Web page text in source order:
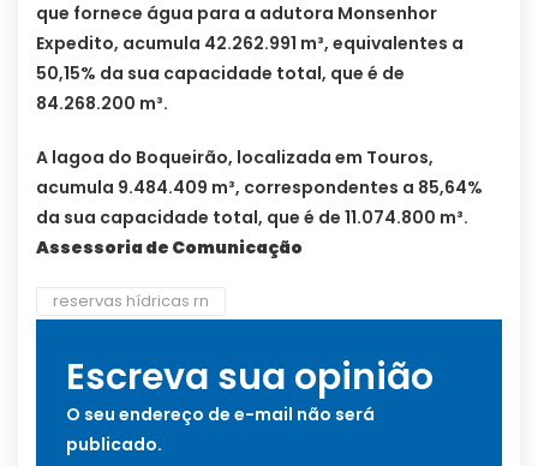
que fornece água para a adutora Monsenhor
Expedito, acumula 42.262.991 m³, equivalentes a
50,15% da sua capacidade total, que é de
84.268.200 m³.
A lagoa do Boqueirão, localizada em Touros,
acumula 9.484.409 m³, correspondentes a 85,64%
da sua capacidade total, que é de 11.074.800 m³.
Assessoria de Comunicação
reservas hídricas rn
Escreva sua opinião
O seu endereço de e-mail não será
publicado.